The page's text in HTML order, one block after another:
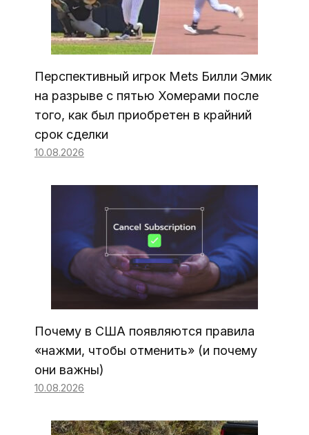
Перспективный игрок Mets Билли Эмик
на разрыве с пятью Хомерами после
того, как был приобретен в крайний
срок сделки
10.08.2026
Почему в США появляются правила
«нажми, чтобы отменить» (и почему
они важны)
10.08.2026